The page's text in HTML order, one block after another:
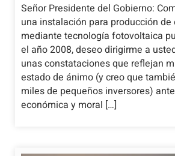
Señor Presidente del Gobierno:
una instalación para producción
mediante tecnología fotovoltaica
el año 2008, deseo dirigirme a
unas constataciones que reflejan
estado de ánimo (y creo que
miles de pequeños inversores)
económica y moral […]